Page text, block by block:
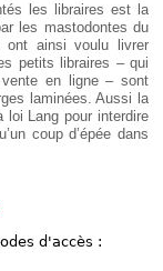
les libraires est la
les mastodontes du
ont ainsi voulu livrer
petits libraires – qui
vente en ligne – sont
laminées. Aussi la
loi Lang pour interdire
coup d’épée dans
d'accès :